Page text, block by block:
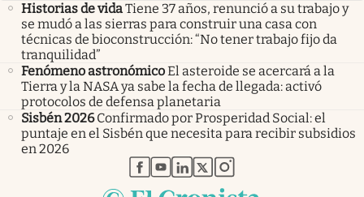
Historias de vidaTiene 37 años, renunció a su trabajo y
se mudó a las sierras para construir una casa con
técnicas de bioconstrucción: “No tener trabajo fijo da
tranquilidad”
Fenómeno astronómicoEl asteroide se acercará a la
Tierra y la NASA ya sabe la fecha de llegada: activó
protocolos de defensa planetaria
Sisbén 2026 Confirmado por Prosperidad Social: el
puntaje en el Sisbén que necesita para recibir subsidios
en 2026
abre en nueva pestaña
abre en nueva pestaña
abre en nueva pestaña
abre en nueva pestaña
abre en nueva pestaña